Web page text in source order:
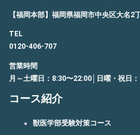
【福岡本部】福岡県福岡市中央区大名2
TEL
0120-406-707
営業時間
月～土曜日：8:30〜22:00│日曜・祝日
コース紹介
獣医学部受験対策コース